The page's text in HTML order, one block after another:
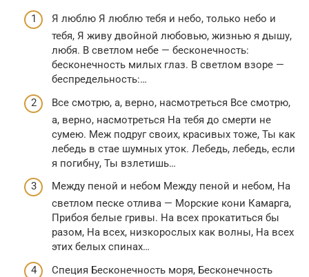
Я люблю Я люблю тебя и небо, только небо и
тебя, Я живу двойной любовью, жизнью я дышу,
любя. В светлом небе — бесконечность:
бесконечность милых глаз. В светлом взоре —
беспредельность:…
Все смотрю, а, верно, насмотреться Все смотрю,
а, верно, насмотреться На тебя до смерти не
сумею. Меж подруг своих, красивых тоже, Ты как
лебедь в стае шумных уток. Лебедь, лебедь, если
я погибну, Ты взлетишь…
Между пеной и небом Между пеной и небом, На
светлом песке отлива — Морские кони Камарга,
Прибоя белые гривы. На всех прокатиться бы
разом, На всех, низкорослых как волны, На всех
этих белых спинах…
Специя Бесконечность моря, Бесконечность